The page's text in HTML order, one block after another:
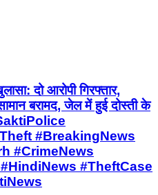
दो आरोपी गिरफ्तार,
बरामद, जेल में हुई दोस्ती के
#BreakingNews
#CrimeNews
#TheftCase